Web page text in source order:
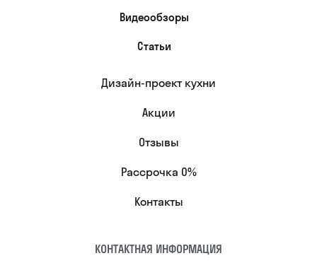
Видеообзоры
Статьи
Дизайн-проект кухни
Акции
Отзывы
Рассрочка 0%
Контакты
КОНТАКТНАЯ ИНФОРМАЦИЯ